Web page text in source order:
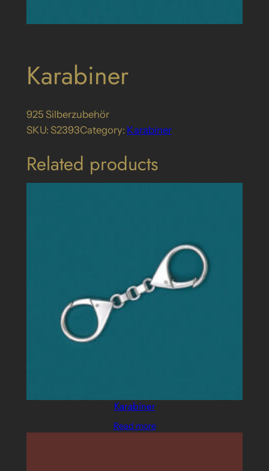
Karabiner
925 Silberzubehör
SKU: S2393Category: Karabiner
Related products
Karabiner
Read more